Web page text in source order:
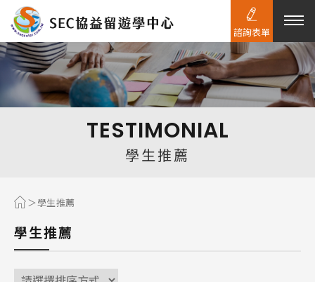
熱門搜尋：
TESTIMONIAL
學生推薦
學生推薦
學生推薦
諮詢表單